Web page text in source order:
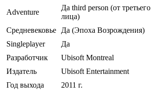
Adventure
Да third person (от третьего
лица)
Средневековье Да (Эпоха Возрождения)
Singleplayer
Да
Разработчик
Ubisoft Montreal
Издатель
Ubisoft Entertainment
Год выхода
2011 г.